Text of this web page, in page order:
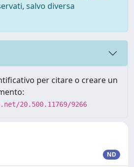
salvo diversa
per citare o creare un
20.500.11769/9266
ND